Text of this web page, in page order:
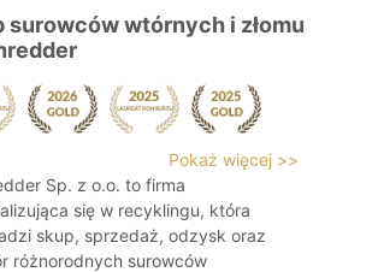
surowców wtórnych i złomu
Pokaż więcej >>
Sp. z o.o. to firma
się w recyklingu, która
skup, sprzedaż, odzysk oraz
różnorodnych surowców